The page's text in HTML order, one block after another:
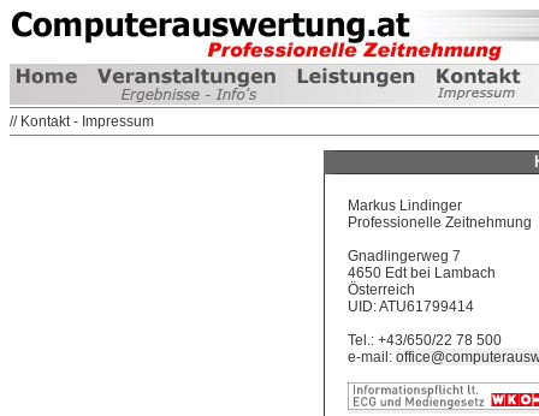
// Kontakt - Impressum
Markus Lindinger
Professionelle Zeitnehmung
Gnadlingerweg 7
4650 Edt bei Lambach
Österreich
UID: ATU61799414
Tel.: +43/650/22 78 500
e-mail: